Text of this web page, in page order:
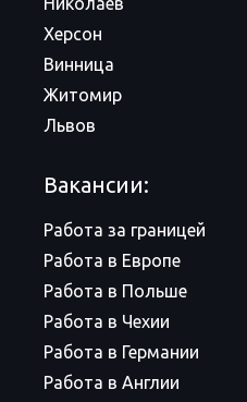
Херсон
Винница
Житомир
Львов
Вакансии:
Работа за границей
Работа в Европе
Работа в Польше
Работа в Чехии
Работа в Германии
Работа в Англии